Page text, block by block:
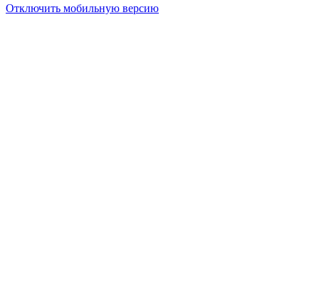
Отключить мобильную версию